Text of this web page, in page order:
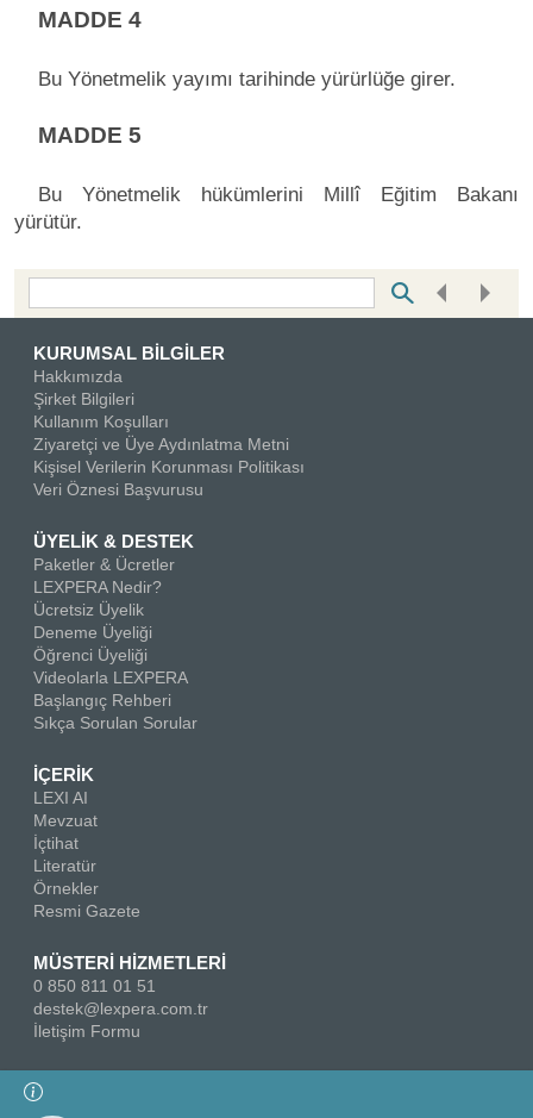
MADDE 4
Bu Yönetmelik yayımı tarihinde yürürlüğe girer.
MADDE 5
Bu Yönetmelik hükümlerini Millî Eğitim Bakanı
yürütür.
KURUMSAL BİLGİLER
Hakkımızda
Şirket Bilgileri
Kullanım Koşulları
Ziyaretçi ve Üye Aydınlatma Metni
Kişisel Verilerin Korunması Politikası
Veri Öznesi Başvurusu
ÜYELİK & DESTEK
Paketler & Ücretler
LEXPERA Nedir?
Ücretsiz Üyelik
Deneme Üyeliği
Öğrenci Üyeliği
Videolarla LEXPERA
Başlangıç Rehberi
Sıkça Sorulan Sorular
İÇERİK
LEXI AI
Mevzuat
İçtihat
Literatür
Örnekler
Resmi Gazete
MÜSTERİ HİZMETLERİ
0 850 811 01 51
destek@lexpera.com.tr
İletişim Formu
Bizi Takip Edin